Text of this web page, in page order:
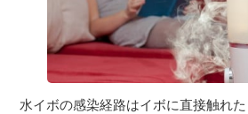
水イボの感染経路はイボに直接触れ